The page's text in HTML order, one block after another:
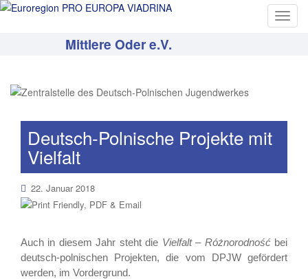
T
g
o
n
Mittlere Oder e.V.
Deutsch-Polnische Projekte mit
Vielfalt
22. Januar 2018
Auch in diesem Jahr steht die Vielfalt – Różnorodnośćbei
deutsch-polnischen Projekten, die vom DPJW gefördert
werden, im Vordergrund.